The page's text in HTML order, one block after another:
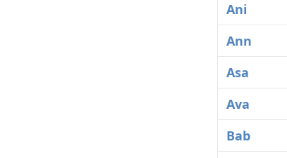
Ani
Ann
Asa
Ava
Bab